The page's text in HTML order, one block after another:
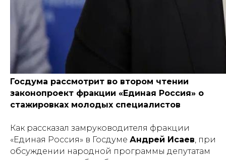
Госдума рассмотрит во втором чтении
законопроект фракции «Единая Россия» о
стажировках молодых специалистов
Как рассказал замруководителя фракции
«Единая Россия» в Госдуме Андрей Исаев, при
обсуждении народной программы депутатам